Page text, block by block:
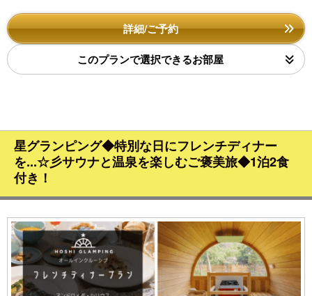
詳細/ご予約
このプランで選択できるお部屋
星グランピング◆特別な日にフレンチディナー
を...☆彡サウナと温泉を楽しむご褒美旅◆1泊2食
付き！